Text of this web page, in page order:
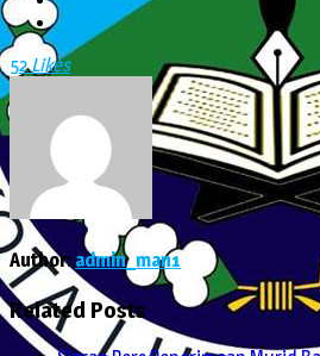
Email
52Likes
Author:admin_man1
Related Posts